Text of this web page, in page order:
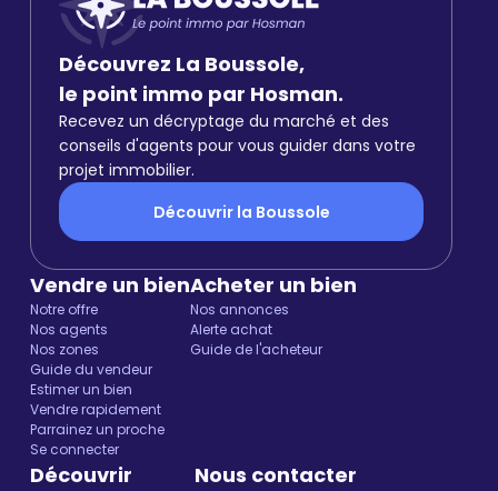
Découvrez La Boussole,
le point immo par Hosman.
Recevez un décryptage du marché et des
conseils d'agents pour vous guider dans votre
projet immobilier.
Découvrir la Boussole
Vendre un bien
Notre offre
Nos agents
Nos zones
Guide du vendeur
Estimer un bien
Vendre rapidement
Parrainez un proche
Se connecter
Acheter un bien
Nos annonces
Alerte achat
Guide de l'acheteur
Découvrir Nous contacter